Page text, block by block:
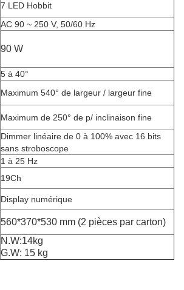
7 LED Hobbit
AC 90 ~ 250 V, 50/60 Hz
90 W
5 à 40°
Maximum 540° de largeur / largeur fine
Maximum de 250° de p/ inclinaison fine
Dimmer linéaire de 0 à 100% avec 16 bits
sans stroboscope
1 à 25 Hz
19Ch
Display numérique
560*370*530 mm (2 pièces par carton)
N.W:14kg
G.W: 15 kg